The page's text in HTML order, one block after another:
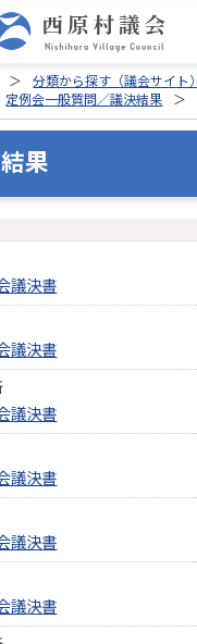
分類から探す（議会サイト）
定例会一般質問／議決結果
果
議決書
議決書
議決書
議決書
議決書
議決書